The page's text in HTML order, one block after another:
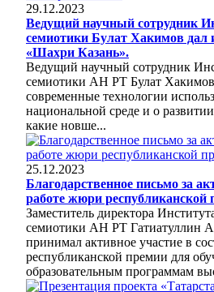
29.12.2023
Ведущий научный сотрудник
семиотики Булат Хакимов дал
«Шахри Казань».
Ведущий научный сотрудник
семиотики АН РТ Булат Хакимов
современные технологии
национальной среде и о
какие новше...
25.12.2023
Благодарственное письмо за
работе жюри республиканской
Заместитель директора
семиотики АН РТ Гатиатуллин
принимал активное участие в
республиканской премии для
образовательным программам